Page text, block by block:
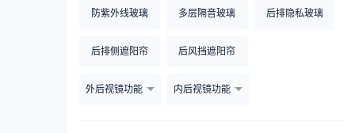
防紫外线玻璃 多层隔音玻璃 后排隐私玻璃
后排侧遮阳帘 后风挡遮阳帘
外后视镜功能 内后视镜功能